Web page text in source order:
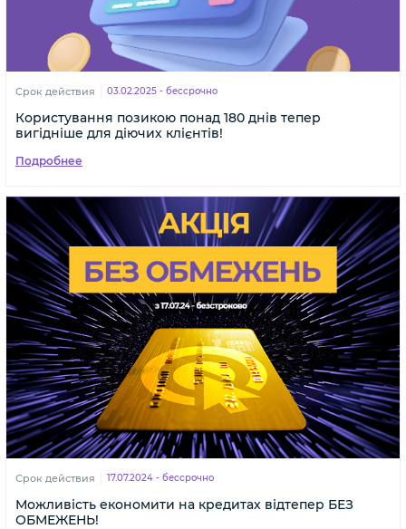
Срок действия 03.02.2025 - бессрочно
Користування позикою понад 180 днів тепер
вигідніше для діючих клієнтів!
Подробнее
Срок действия 17.07.2024 - бессрочно
Можливість економити на кредитах відтепер БЕЗ
ОБМЕЖЕНЬ!